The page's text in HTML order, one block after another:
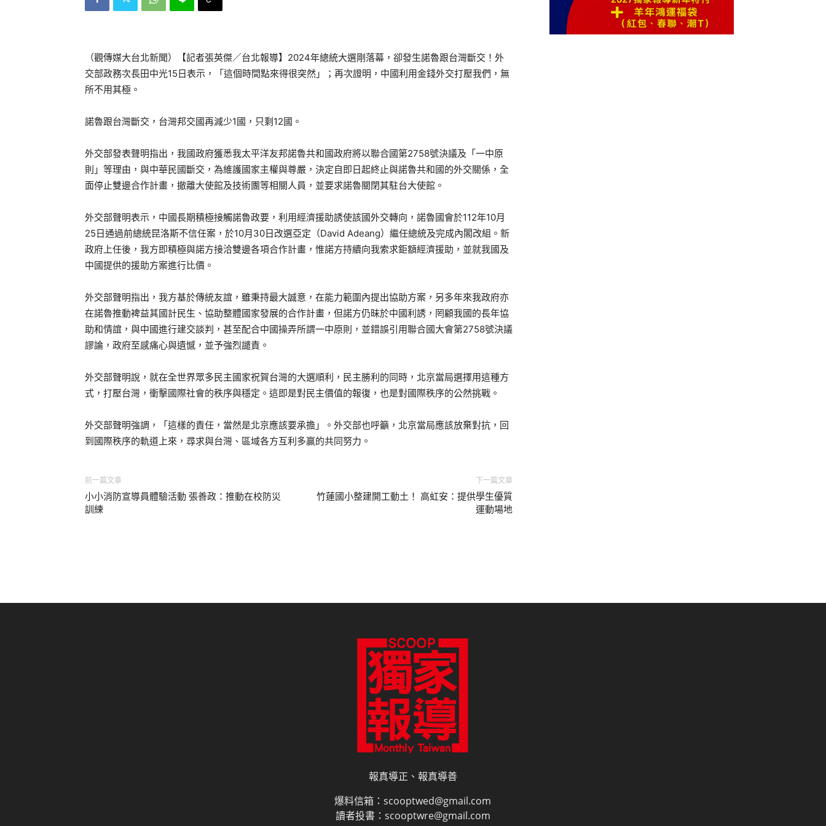
（觀傳媒大台北新聞）【記者張英傑／台北報導】2024年總統大選剛落幕，卻發生諾魯跟台灣斷交！外
交部政務次長田中光15日表示，「這個時間點來得很突然」；再次證明，中國利用金錢外交打壓我們，無
所不用其極。
諾魯跟台灣斷交，台灣邦交國再減少1國，只剩12國。
外交部發表聲明指出，我國政府獲悉我太平洋友邦諾魯共和國政府將以聯合國第2758號決議及「一中原
則」等理由，與中華民國斷交，為維護國家主權與尊嚴，決定自即日起終止與諾魯共和國的外交關係，全
面停止雙邊合作計畫，撤離大使館及技術團等相關人員，並要求諾魯關閉其駐台大使館。
外交部聲明表示，中國長期積極接觸諾魯政要，利用經濟援助誘使該國外交轉向，諾魯國會於112年10月
25日通過前總統昆洛斯不信任案，於10月30日改選亞定（David Adeang）繼任總統及完成內閣改組。新
政府上任後，我方即積極與諾方接洽雙邊各項合作計畫，惟諾方持續向我索求鉅額經濟援助，並就我國及
中國提供的援助方案進行比價。
外交部聲明指出，我方基於傳統友誼，雖秉持最大誠意，在能力範圍內提出協助方案，另多年來我政府亦
在諾魯推動裨益其國計民生、協助整體國家發展的合作計畫，但諾方仍昧於中國利誘，罔顧我國的長年協
助和情誼，與中國進行建交談判，甚至配合中國操弄所謂一中原則，並錯誤引用聯合國大會第2758號決議
謬論，政府至感痛心與遺憾，並予強烈譴責。
外交部聲明說，就在全世界眾多民主國家祝賀台灣的大選順利，民主勝利的同時，北京當局選擇用這種方
式，打壓台灣，衝擊國際社會的秩序與穩定。這即是對民主價值的報復，也是對國際秩序的公然挑戰。
外交部聲明強調，「這樣的責任，當然是北京應該要承擔」。外交部也呼籲，北京當局應該放棄對抗，回
到國際秩序的軌道上來，尋求與台灣、區域各方互利多贏的共同努力。
前一篇文章
小小消防宣導員體驗活動 張善政：推動在校防災
訓練
下一篇文章
竹蓮國小整建開工動土！ 高虹安：提供學生優質
運動場地
報真導正、報真導善
爆料信箱：scooptwed@gmail.com
讀者投書：scooptwre@gmail.com